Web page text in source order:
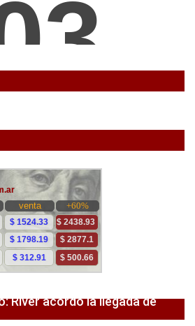
River acordó la llegada de